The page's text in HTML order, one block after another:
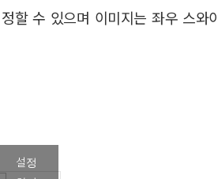
할 수 있으며 이미지는 좌우 스와
설정